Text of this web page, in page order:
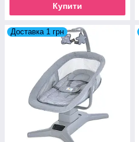
Купити
Доставка 1 грн